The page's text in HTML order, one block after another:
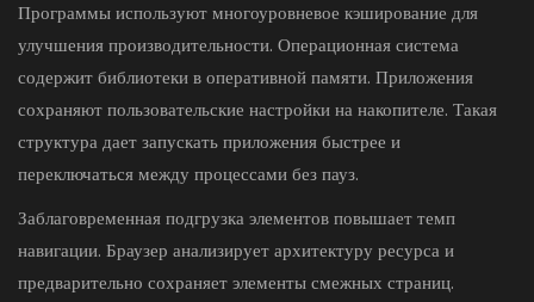
Программы используют многоуровневое кэширование для
улучшения производительности. Операционная система
содержит библиотеки в оперативной памяти. Приложения
сохраняют пользовательские настройки на накопителе. Такая
структура дает запускать приложения быстрее и
переключаться между процессами без пауз.
Заблаговременная подгрузка элементов повышает темп
навигации. Браузер анализирует архитектуру ресурса и
предварительно сохраняет элементы смежных страниц.